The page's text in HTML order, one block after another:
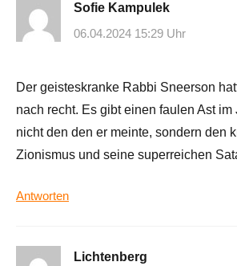
Sofie Kampulek
06.04.2024 15:29 Uhr
Der geisteskranke Rabbi Sneerson
nach recht. Es gibt einen faulen Ast im
nicht den den er meinte, sondern den
Zionismus und seine superreichen
Antworten
Lichtenberg